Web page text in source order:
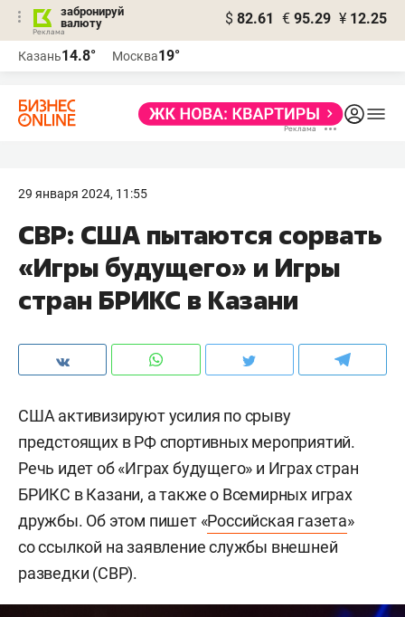
забронируй
валюту
$ 82.61 € 95.29 ¥ 12.25
Казань14.8° Москва19°
29 января 2024, 11:55
СВР: США пытаются сорвать
«Игры будущего» и Игры
стран БРИКС в Казани
США активизируют усилия по срыву
предстоящих в РФ спортивных мероприятий.
Речь идет об «Играх будущего» и Играх стран
БРИКС в Казани, а также о Всемирных играх
дружбы. Об этом пишет «Российская газета»
со ссылкой на заявление службы внешней
разведки (СВР).